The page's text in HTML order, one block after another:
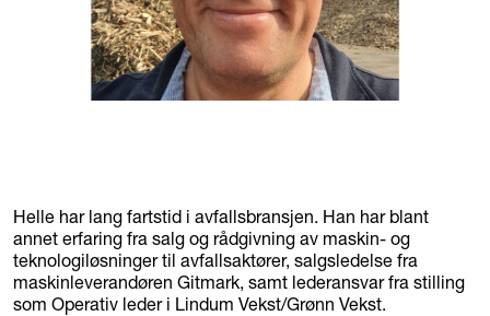
Helle har lang fartstid i avfallsbransjen. Han har blant
annet erfaring fra salg og rådgivning av maskin- og
teknologiløsninger til avfallsaktører, salgsledelse fra
maskinleverandøren Gitmark, samt lederansvar fra stilling
som Operativ leder i Lindum Vekst/Grønn Vekst.